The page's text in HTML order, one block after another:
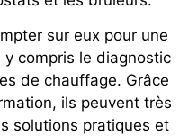
sur eux pour une
compris le diagnostic
de chauffage. Grâce
ils peuvent très
solutions pratiques et